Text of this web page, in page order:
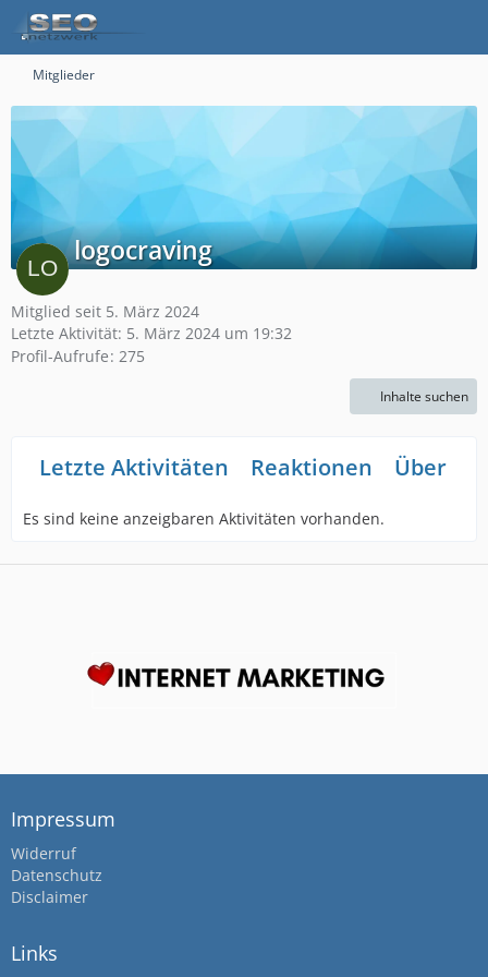
Mitglieder
logocraving
Mitglied seit 5. März 2024
Letzte Aktivität: 5. März 2024 um 19:32
Profil-Aufrufe 275
Inhalte suchen
Letzte Aktivitäten Reaktionen Über
Es sind keine anzeigbaren Aktivitäten vorhanden.
Impressum
Widerruf
Datenschutz
Disclaimer
Links